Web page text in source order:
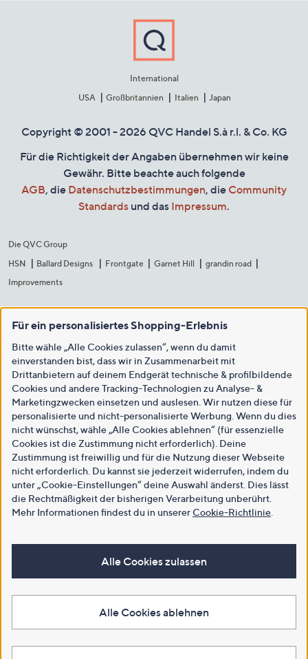
International
USA
Großbritannien Italien Japan
Copyright © 2001 - 2026 QVC Handel S.à r.l. & Co. KG
Für die Richtigkeit der Angaben übernehmen wir keine
Gewähr. Bitte beachte auch folgende
AGB, die Datenschutzbestimmungen, die Community
Standards und das Impressum.
Die QVC Group
HSN
Ballard Designs Frontgate Garnet Hill
grandin road
Improvements
Für ein personalisiertes Shopping-Erlebnis
Bitte wähle „Alle Cookies zulassen“, wenn du damit
einverstanden bist, dass wir in Zusammenarbeit mit
Drittanbietern auf deinem Endgerät technische & profilbildende
Cookies und andere Tracking-Technologien zu Analyse- &
Marketingzwecken einsetzen und auslesen. Wir nutzen diese für
personalisierte und nicht-personalisierte Werbung. Wenn du dies
nicht wünschst, wähle „Alle Cookies ablehnen“ (für essenzielle
Cookies ist die Zustimmung nicht erforderlich). Deine
Zustimmung ist freiwillig und für die Nutzung dieser Webseite
nicht erforderlich. Du kannst sie jederzeit widerrufen, indem du
unter „Cookie-Einstellungen“ deine Auswahl änderst. Dies lässt
die Rechtmäßigkeit der bisherigen Verarbeitung unberührt.
Mehr Informationen findest du in unsererCookie-Richtlinie
Alle Cookies zulassen
Alle Cookies ablehnen